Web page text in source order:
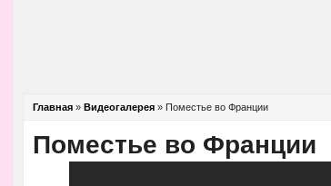
Главная » Видеогалерея » Поместье во Франции
Поместье во Франции